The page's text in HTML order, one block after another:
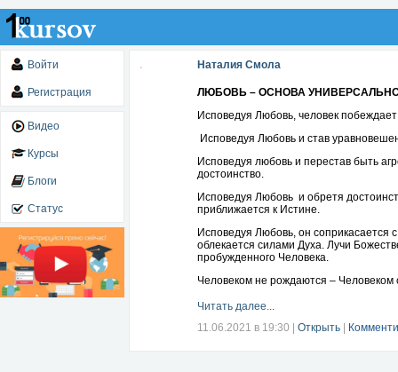
Войти
Регистрация
Видео
Курсы
Блоги
Статус
Наталия Смола
ЛЮБОВЬ – ОСНОВА
Исповедуя Любовь, человек
Исповедуя Любовь и став
Исповедуя любовь и перестав быть
достоинство.
Исповедуя Любовь и обретя
приближается к Истине.
Исповедуя Любовь, он соприкасается
облекается силами Духа. Лучи
пробужденного Человека.
Человеком не рождаются – Человеком
Читать далее...
11.06.2021 в 19:30
Открыть